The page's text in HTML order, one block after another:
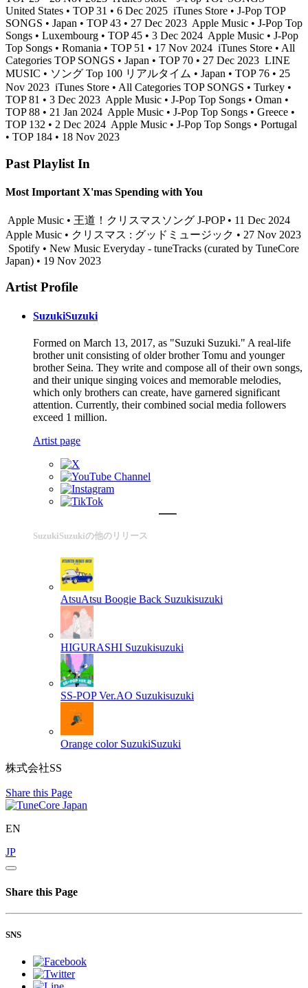
United States • TOP 31 • 6 Dec 2025 iTunes Store • J-Pop TOP
SONGS • Japan • TOP 43 • 27 Dec 2023 Apple Music • J-Pop Top
Songs • Luxembourg • TOP 45 • 3 Dec 2024 Apple Music • J-Pop
Top Songs • Romania • TOP 51 • 17 Nov 2024 iTunes Store • All
Categories TOP SONGS • Japan • TOP 70 • 27 Dec 2023 LINE
MUSIC • ソング Top 100 リアルタイム • Japan • TOP 76 • 25
Nov 2023 iTunes Store • All Categories TOP SONGS • Turkey •
TOP 81 • 3 Dec 2023 Apple Music • J-Pop Top Songs • Oman •
TOP 88 • 21 Jan 2024 Apple Music • J-Pop Top Songs • Greece •
TOP 132 • 2 Dec 2024 Apple Music • J-Pop Top Songs • Portugal
• TOP 184 • 18 Nov 2023
Past Playlist In
Most Important X'mas Spending with You
Apple Music • 王道！クリスマスソング J-POP • 11 Dec 2024
Apple Music • クリスマス : グッドミュージック • 27 Nov 2023
Spotify • New Music Everyday - tuneTracks (curated by TuneCore
Japan) • 19 Nov 2023
Artist Profile
SuzukiSuzuki
Formed on March 13, 2017, as "Suzuki Suzuki." A real-life
brother unit consisting of older brother Tomu and younger
brother Seina. They write and compose all of their own songs,
and their unique singing voices and memorable melodies,
which only brothers can create, have garnered significant
attention. Currently, their combined social media followers
exceed 1 million.
Artist page
SuzukiSuzukiの他のリリース
AtsuAtsu Boogie Back Suzukisuzuki
HIGURASHI Suzukisuzuki
SS-POP Ver.AO Suzukisuzuki
Orange color SuzukiSuzuki
株式会社SS
Share this Page
EN
JP
Share this Page
SNS